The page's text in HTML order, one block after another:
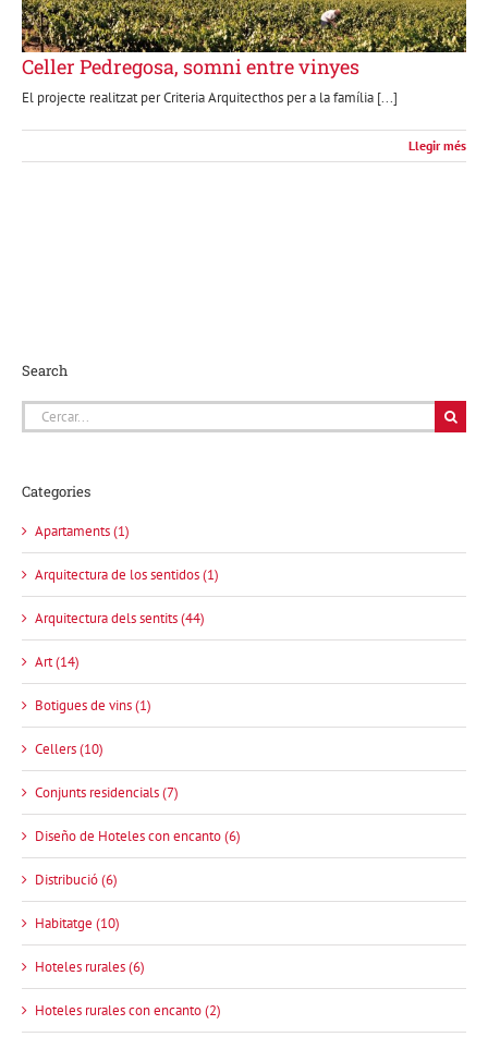
Celler Pedregosa, somni entre vinyes
El projecte realitzat per Criteria Arquitecthos per a la família [...]
Llegir més
Search
Cerca
…
Categories
Apartaments (1)
Arquitectura de los sentidos (1)
Arquitectura dels sentits (44)
Art (14)
Botigues de vins (1)
Cellers (10)
Conjunts residencials (7)
Diseño de Hoteles con encanto (6)
Distribució (6)
Habitatge (10)
Hoteles rurales (6)
Hoteles rurales con encanto (2)